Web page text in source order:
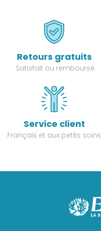
Retours gratuits
Satisfait ou remboursé
Service client
Français et aux petits soins